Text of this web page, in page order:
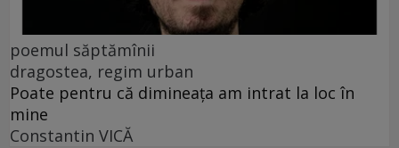
poemul săptămînii
dragostea, regim urban
Poate pentru că dimineața am intrat la loc în
mine
Constantin VICĂ